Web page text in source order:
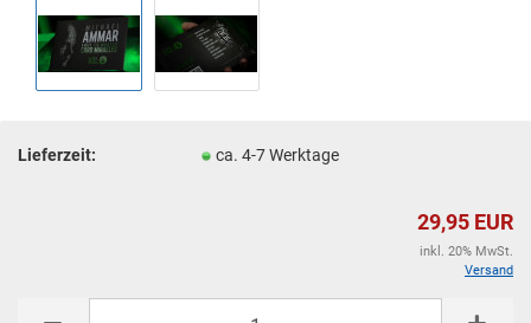
Lieferzeit: ca. 4-7 Werktage
29,95 EUR
inkl. 20% MwSt.
Versand